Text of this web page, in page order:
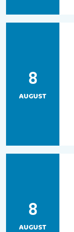
8
AUGUST
8
AUGUST